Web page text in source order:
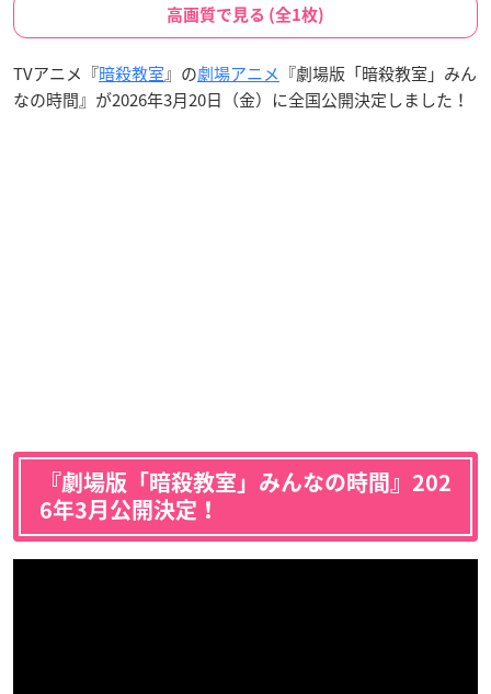
高画質で見る (全1枚)
TVアニメ『暗殺教室』の劇場アニメ 『劇場版「暗殺教室」みん
なの時間』が2026年3月20日（金）に全国公開決定しました！
『劇場版「暗殺教室」みんなの時間』202
6年3月公開決定！